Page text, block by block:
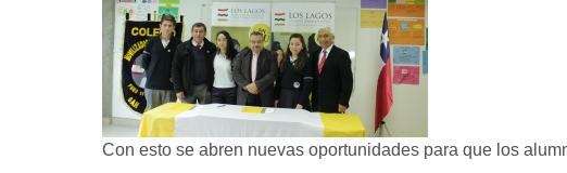
Con esto se abren nuevas oportunidades para que los